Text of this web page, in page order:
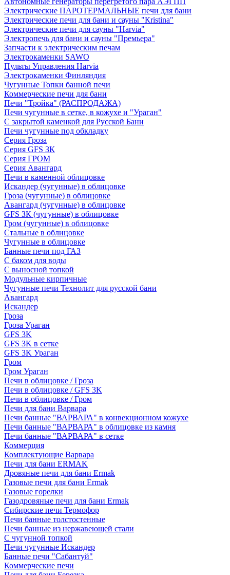
Электрические ПАРОТЕРМАЛЬНЫЕ печи для бани
Электрические печи для бани и сауны "Кristina"
Электрические печи для сауны "Harvia"
Электропечь для бани и сауны "Премьера"
Запчасти к электрическим печам
Электрокаменки SAWO
Пульты Управления Harvia
Электрокаменки Финляндия
Чугунные Топки банной печи
Коммерческие печи для бани
Печи "Тройка" (РАСПРОДАЖА)
Печи чугунные в сетке, в кожухе и "Ураган"
С закрытой каменкой для Русской Бани
Печи чугунные под обкладку
Серия Гроза
Серия GFS ЗК
Серия ГРОМ
Серия Авангард
Печи в каменной облицовке
Искандер (чугунные) в облицовке
Гроза (чугунные) в облицовке
Авангард (чугунные) в облицовке
GFS ЗК (чугунные) в облицовке
Гром (чугунные) в облицовке
Стальные в облицовке
Чугунные в облицовке
Банные печи под ГАЗ
С баком для воды
С выносной топкой
Модульные кирпичные
Чугунные печи Технолит для русской бани
Авангард
Искандер
Гроза
Гроза Ураган
GFS 3K
GFS 3K в сетке
GFS 3K Ураган
Гром
Гром Ураган
Печи в облицовке / Гроза
Печи в облицовке / GFS 3K
Печи в облицовке / Гром
Печи для бани Варвара
Печи банные "ВАРВАРА" в конвекционном кожухе
Печи банные "ВАРВАРА" в облицовке из камня
Печи банные "ВАРВАРА" в сетке
Коммерция
Комплектующие Варвара
Печи для бани ERMAK
Дровяные печи для бани Ermak
Газовые печи для бани Ermak
Газовые горелки
Газодровяные печи для бани Ermak
Сибирские печи Термофор
Печи банные толстостенные
Печи банные из нержавеющей стали
С чугунной топкой
Печи чугунные Искандер
Банные печи "Сабантуй"
Коммерческие печи